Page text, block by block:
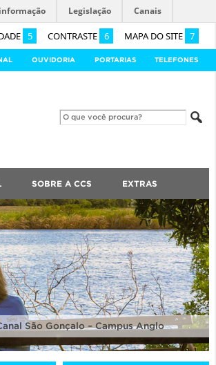
5 CONTRASTE 6 MAPA DO SITE 7
Legislação Canais
OUVIDORIA PORTARIAS TELEFONES
SOBRE A CCS EXTRAS
São Gonçalo – Campus Anglo